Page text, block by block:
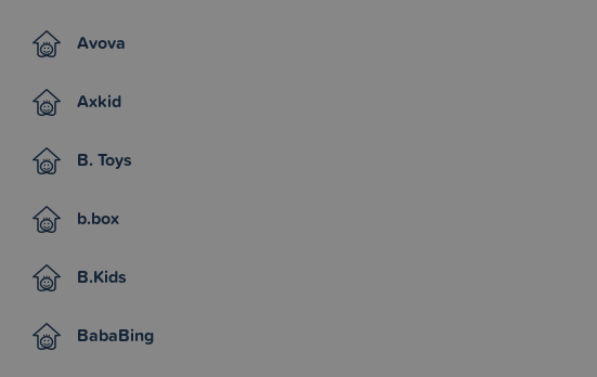
Avova
Axkid
B. Toys
b.box
B.Kids
BabaBing